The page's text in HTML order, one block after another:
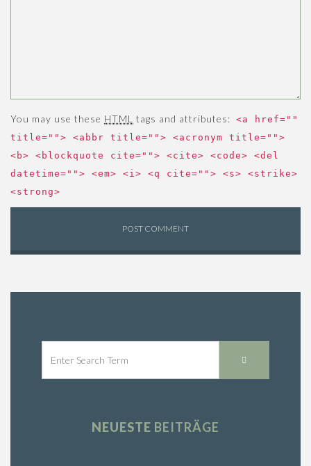
You may use these HTML tags and attributes: <a href=""
title=""> <abbr title=""> <acronym title="">
<b> <blockquote cite=""> <cite> <code> <del
datetime=""> <em> <i> <q cite=""> <s> <strike>
<strong>
NEUESTE BEITRÄGE